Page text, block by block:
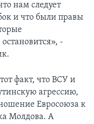
нам следует
и что были правы
-
факт, что ВСУ и
агрессию,
Евросоюза к
Молдова. А